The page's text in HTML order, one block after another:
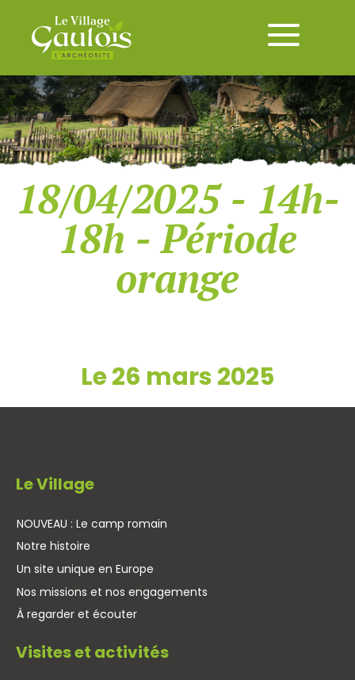
18/04/2025 - 14h-
18h - Période
orange
Le 26 mars 2025
Le Village
NOUVEAU : Le camp romain
Notre histoire
Un site unique en Europe
Nos missions et nos engagements
À regarder et écouter
Visites et activités